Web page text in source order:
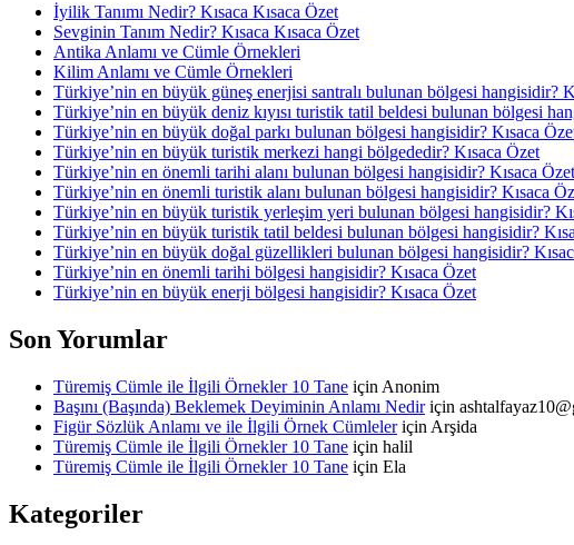
İyilik Tanımı Nedir? Kısaca Kısaca Özet
Sevginin Tanım Nedir? Kısaca Kısaca Özet
Antika Anlamı ve Cümle Örnekleri
Kilim Anlamı ve Cümle Örnekleri
Türkiye’nin en büyük güneş enerjisi santralı bulunan bölgesi hangisidir?
Türkiye’nin en büyük deniz kıyısı turistik tatil beldesi bulunan bölgesi
Türkiye’nin en büyük doğal parkı bulunan bölgesi hangisidir? Kısaca
Türkiye’nin en büyük turistik merkezi hangi bölgededir? Kısaca Özet
Türkiye’nin en önemli tarihi alanı bulunan bölgesi hangisidir? Kısaca Özet
Türkiye’nin en önemli turistik alanı bulunan bölgesi hangisidir? Kısaca
Türkiye’nin en büyük turistik yerleşim yeri bulunan bölgesi hangisidir?
Türkiye’nin en büyük turistik tatil beldesi bulunan bölgesi hangisidir?
Türkiye’nin en büyük doğal güzellikleri bulunan bölgesi hangisidir?
Türkiye’nin en önemli tarihi bölgesi hangisidir? Kısaca Özet
Türkiye’nin en büyük enerji bölgesi hangisidir? Kısaca Özet
Son Yorumlar
Türemiş Cümle ile İlgili Örnekler 10 Tane için Anonim
Başını (Başında) Beklemek Deyiminin Anlamı Nediriçin
Figür Sözlük Anlamı ve ile İlgili Örnek Cümleleriçin Arşida
Türemiş Cümle ile İlgili Örnekler 10 Tane için halil
Türemiş Cümle ile İlgili Örnekler 10 Tane için Ela
Kategoriler